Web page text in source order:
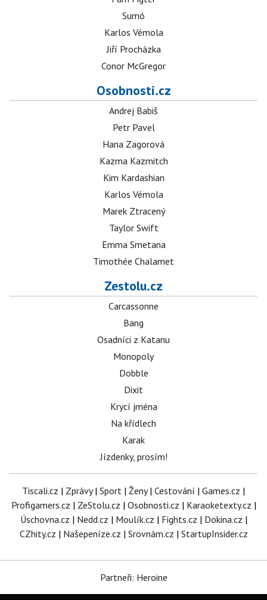
Sumó
Karlos Vémola
Jiří Procházka
Conor McGregor
Osobnosti.cz
Andrej Babiš
Petr Pavel
Hana Zagorová
Kazma Kazmitch
Kim Kardashian
Karlos Vémola
Marek Ztracený
Taylor Swift
Emma Smetana
Timothée Chalamet
Zestolu.cz
Carcassonne
Bang
Osadníci z Katanu
Monopoly
Dobble
Dixit
Krycí jména
Na křídlech
Karak
Jízdenky, prosím!
Tiscali.cz | Zprávy| Sport | Ženy| Cestování | Games.cz |
Profigamers.cz | ZeStolu.cz | Osobnosti.cz | Karaoketexty.cz |
Úschovna.cz | Nedd.cz | Moulík.cz | Fights.cz | Dokina.cz |
CZhity.cz | Našepeníze.cz | Srovnám.cz | StartupInsider.cz
Partneři: Heroine